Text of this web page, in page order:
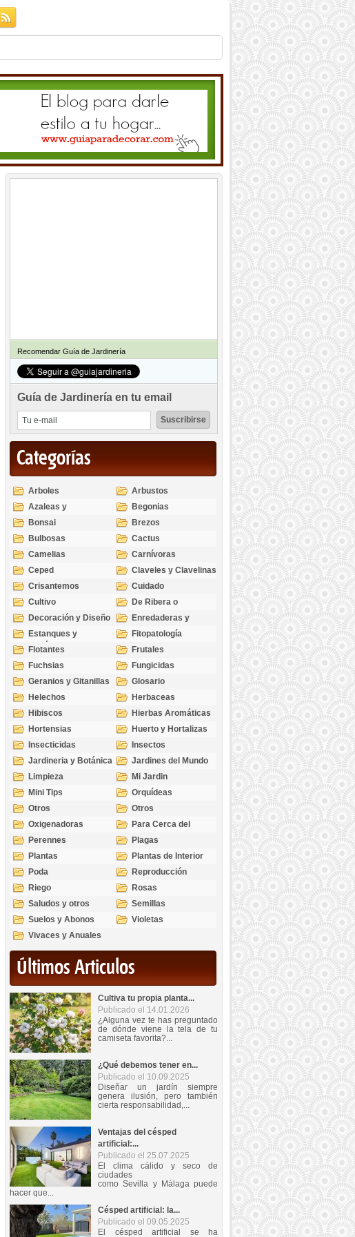
Recomendar Guía de Jardinería
Guía de Jardinería en tu email
Categorías
Arboles
Arbustos
Azaleas y
Rododendros
Begonias
Bonsai
Brezos
Bulbosas
Cactus
Camelias
Carnívoras
Ceped
Claveles y Clavelinas
Crisantemos
Cuidado
Cultivo
De Ribera o
Palustres
Decoración y Diseño
Enredaderas y
cubresuelos
Estanques y
Acuáticas
Fitopatología
Flotantes
Frutales
Fuchsias
Fungicidas
Geranios y Gitanillas
Glosario
Helechos
Herbaceas
Hibiscos
Hierbas Aromáticas
Hortensias
Huerto y Hortalizas
Insecticidas
Insectos
Jardineria y Botánica
Jardines del Mundo
Limpieza
Mi Jardin
Mini Tips
Orquídeas
Otros
Otros
Oxigenadoras
Para Cerca del
Estanque
Perennes
Plagas
Plantas
Plantas de Interior
Poda
Reproducción
Riego
Rosas
Saludos y otros
temas
Semillas
Suelos y Abonos
Violetas
Vivaces y Anuales
Últimos Articulos
Cultiva tu propia planta...
Publicado el 14.01.2026
¿Alguna vez te has preguntado
de dónde viene la tela de tu
camiseta favorita?...
¿Qué debemos tener en...
Publicado el 10.09.2025
Diseñar un jardín siempre
genera ilusión, pero también
cierta responsabilidad,...
Ventajas del césped
artificial:...
Publicado el 25.07.2025
El clima cálido y seco de
ciudades
como Sevilla y Málaga puede
hacer que...
Césped artificial: la...
Publicado el 09.05.2025
El césped artificial se ha